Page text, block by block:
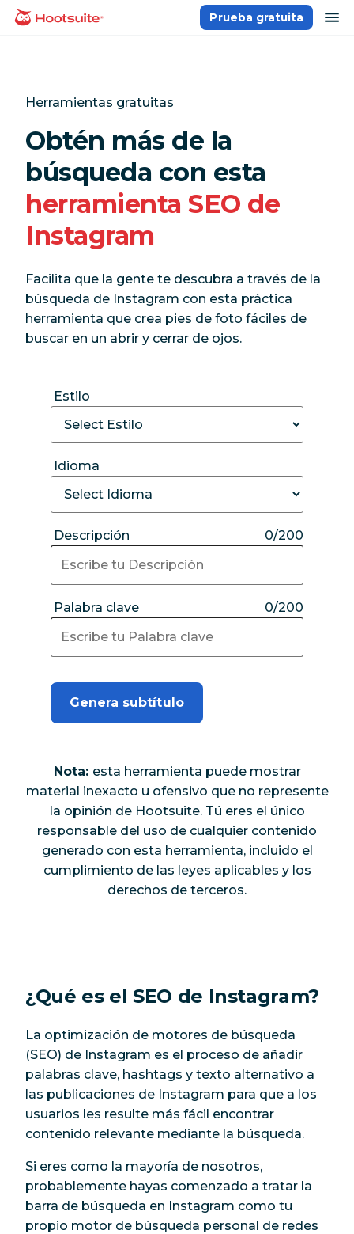
Saltar
Página principal
Prueba gratuita
Herramientas gratuitas
Obtén más de la
búsqueda con esta
herramienta SEO de
Instagram
Facilita que la gente te descubra a través de la
búsqueda de Instagram con esta práctica
herramienta que crea pies de foto fáciles de
buscar en un abrir y cerrar de ojos.
Estilo
Idioma
Descripción 0/200
Palabra clave 0/200
Genera subtítulo
Nota: esta herramienta puede mostrar
material inexacto u ofensivo que no represente
la opinión de Hootsuite. Tú eres el único
responsable del uso de cualquier contenido
generado con esta herramienta, incluido el
cumplimiento de las leyes aplicables y los
derechos de terceros.
¿Qué es el SEO de Instagram?
La optimización de motores de búsqueda
(SEO) de Instagram es el proceso de añadir
palabras clave, hashtags y texto alternativo a
las publicaciones de Instagram para que a los
usuarios les resulte más fácil encontrar
contenido relevante mediante la búsqueda.
Si eres como la mayoría de nosotros,
probablemente hayas comenzado a tratar la
barra de búsqueda en Instagram como tu
propio motor de búsqueda personal de redes